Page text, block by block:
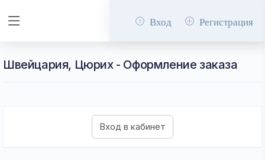
Вход Регистрация
Швейцария, Цюрих - Оформление заказа